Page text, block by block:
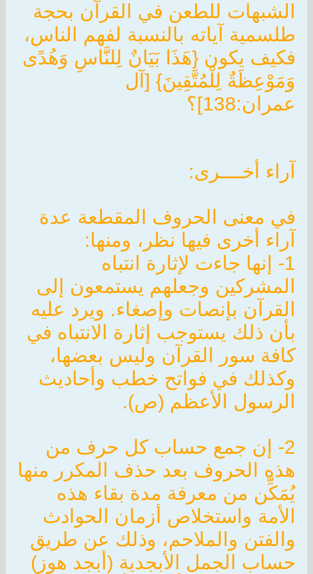
الشبهات للطعن في القرآن بحجة
طلسمية آياته بالنسبة لفهم الناس،
فكيف يكون {هَذَا بَيَانٌ لِلنَّاسِ وَهُدًى
وَمَوْعِظَةٌ لِلْمُتَّقِينَ} [آل
عمران:138]؟
آراء أخــــرى:
في معنى الحروف المقطعة عدة
آراء أخرى فيها نظر، ومنها:
1- إنها جاءت لإثارة انتباه
المشركين وجعلهم يستمعون إلى
القرآن بإنصات وإصغاء. ويرد عليه
بأن ذلك يستوجب إثارة الانتباه في
كافة سور القرآن وليس بعضها،
وكذلك في فواتح خطب وأحاديث
الرسول الأعظم (ص).
2- إن جمع حساب كل حرف من
هذه الحروف بعد حذف المكرر منها
يُمَكِّن من معرفة مدة بقاء هذه
الأمة واستخلاص أزمان الحوادث
والفتن والملاحم، وذلك عن طريق
حساب الجمل الأبجدية (أبجد هوز)